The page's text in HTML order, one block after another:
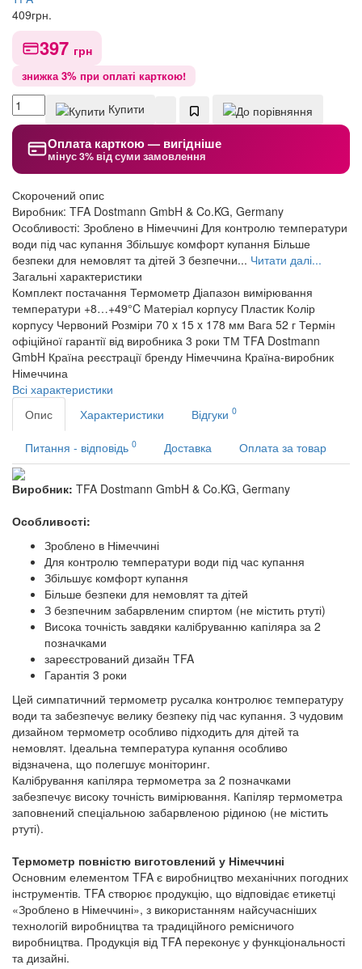
409грн.
397 грн
знижка 3% при оплаті карткою!
Купити
Оплата карткою — вигідніше
мінус 3% від суми замовлення
Скорочений опис
Виробник: TFA Dostmann GmbH & Co.KG, Germany
Особливості: Зроблено в Німеччині Для контролю температури
води під час купання Збільшує комфорт купання Більше
безпеки для немовлят та дітей З безпечни... Читати далі...
Загальні характеристики
Комплект постачання Термометр Діапазон вимірювання
температури +8…+49°C Матеріал корпусу Пластик Колір
корпусу Червоний Розміри 70 x 15 x 178 мм Вага 52 г Термін
офіційної гарантії від виробника 3 роки ТМ TFA Dostmann
GmbH Країна реєстрації бренду Німеччина Країна-виробник
Німеччина
Всі характеристики
Опис
Характеристики Відгуки 0
Питання - відповідь 0 Доставка Оплата за товар
Виробник: TFA Dostmann GmbH & Co.KG, Germany
Особливості:
Зроблено в Німеччині
Для контролю температури води під час купання
Збільшує комфорт купання
Більше безпеки для немовлят та дітей
З безпечним забарвленим спиртом (не містить ртуті)
Висока точність завдяки калібруванню капіляра за 2
позначками
зареєстрований дизайн TFA
Гарантія 3 роки
Цей симпатичний термометр русалка контролює температуру
води та забезпечує велику безпеку під час купання. З чудовим
дизайном термометр особливо підходить для дітей та
немовлят. Ідеальна температура купання особливо
відзначена, що полегшує моніторинг.
Калібрування капіляра термометра за 2 позначками
забезпечує високу точність вимірювання. Капіляр термометра
заповнений спеціальною забарвленою рідиною (не містить
ртуті).
Термометр повністю виготовлений у Німеччині
Основним елементом TFA є виробництво механічних погодних
інструментів. TFA створює продукцію, що відповідає етикетці
«Зроблено в Німеччині», з використанням найсучасніших
технологій виробництва та традиційного ремісничого
виробництва. Продукція від TFA переконує у функціональності
та дизайні.